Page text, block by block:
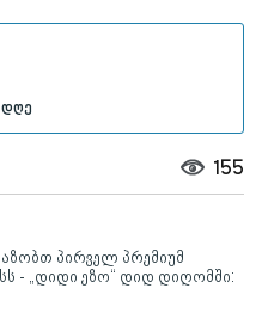
დღე
155
პირველ პრემიუმ
- „დიდი ეზო“ დიდ დიღომში: